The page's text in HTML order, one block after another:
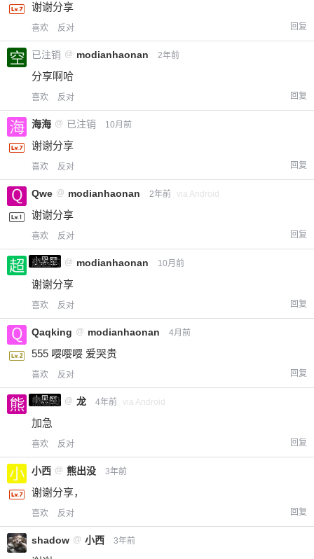
谢谢分享
喜欢 反对 回复
已注销 @ modianhaonan 2年前
分享啊哈
喜欢 反对 回复
海海 @ 已注销 10月前
谢谢分享
喜欢 反对 回复
Qwe @ modianhaonan 2年前 via Android
谢谢分享
喜欢 反对 回复
小黑屋
超凶的 @ modianhaonan 10月前
谢谢分享
喜欢 反对 回复
Qaqking @ modianhaonan 4月前
555 嘤嘤嘤 爱哭贵
喜欢 反对 回复
小黑屋
熊出没 @ 龙 4年前 via Android
加急
喜欢 反对 回复
小西 @ 熊出没 3年前
谢谢分享，
喜欢 反对 回复
shadow @ 小西 3年前